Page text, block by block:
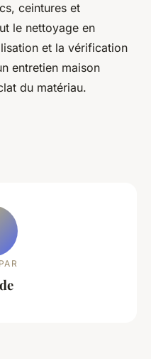
ceintures et
le nettoyage en
et la vérification
entretien maison
du matériau.